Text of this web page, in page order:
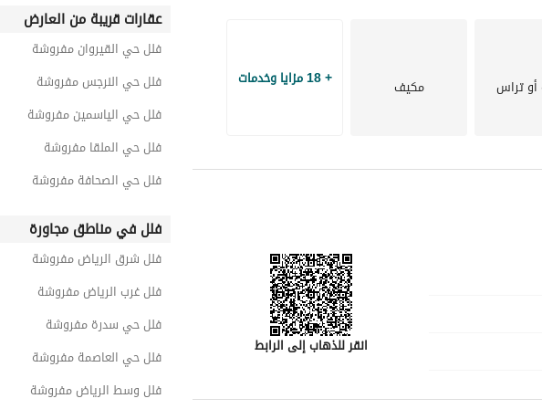
تراس مكيف + 18 مزايا وخدمات
انقر للذهاب إلى الرابط
عقارات قريبة من العارض
فلل حي القيروان مفروشة
فلل حي النرجس مفروشة
فلل حي الياسمين مفروشة
فلل حي الملقا مفروشة
فلل حي الصحافة مفروشة
فلل في مناطق مجاورة
فلل شرق الرياض مفروشة
فلل غرب الرياض مفروشة
فلل حي سدرة مفروشة
فلل حي العاصمة مفروشة
فلل وسط الرياض مفروشة